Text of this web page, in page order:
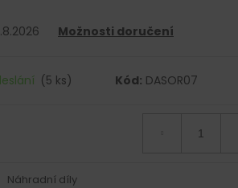
Možnosti doručení
(5 ks) Kód: DASOR07
Náhradní díly